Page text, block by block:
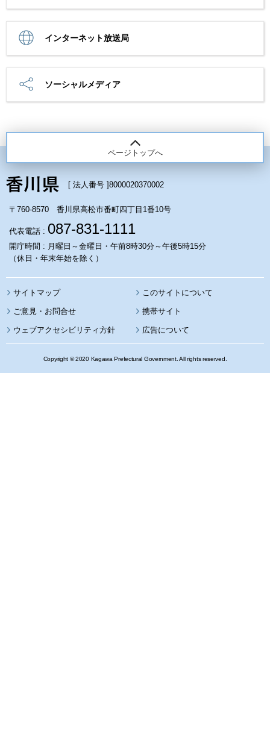
インターネット放送局
ソーシャルメディア
ページトップへ
[ 法人番号 ]8000020370002
〒760-8570 香川県高松市番町四丁目1番10号
代表電話 : 087-831-1111
開庁時間 : 月曜日～金曜日・午前8時30分～午後5時15分
（休日・年末年始を除く）
サイトマップ このサイトについて
携帯サイト
ウェブアクセシビリティ方針 広告について
Copyright © 2020 Kagawa Prefectural Government. All rights reserved.